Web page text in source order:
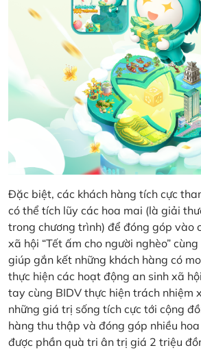
Đặc biệt, các khách hàng tích cực
có thể tích lũy các hoa mai (là giải
trong chương trình) để đóng góp vào
xã hội “Tết ấm cho người nghèo”
giúp gắn kết những khách hàng có
thực hiện các hoạt động an sinh xã
tay cùng BIDV thực hiện trách nhiệm
những giá trị sống tích cực tới cộng
hàng thu thập và đóng góp nhiều
được phần quà tri ân trị giá 2 triệu